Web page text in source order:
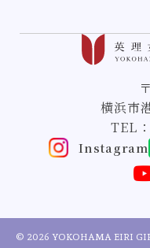
横浜市
TEL：
Instagram
© 2026 YOKOHAMA EIRI